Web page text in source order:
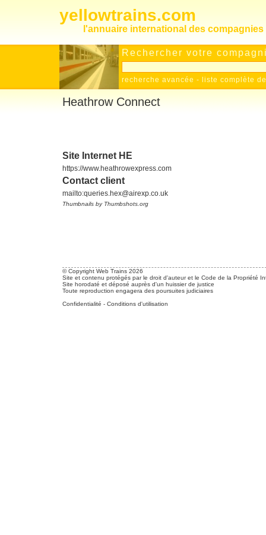
yellowtrains.com
l'annuaire international des
Rechercher votre
recherche avancée - liste complète
Heathrow Connect
Site Internet HE
https://www.heathrowexpress.com
Contact client
mailto:queries.hex@airexp.co.uk
Thumbnails by Thumbshots.org
© Copyright Web Trains 2026
Site et contenu protégés par le droit d'auteur et le Code de la Propriété
Site horodaté et déposé auprès d'un huissier de justice
Toute reproduction engagera des poursuites judiciaires
Confidentialité - Conditions d'utilisation